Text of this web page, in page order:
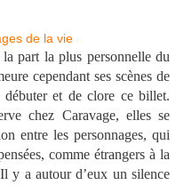
part la plus personnelle du
cependant ses scènes de
débuter et de clore ce billet.
chez Caravage, elles se
entre les personnages, qui
comme étrangers à la
y a autour d’eux un silence